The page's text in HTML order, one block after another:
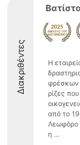
Διακριθέντες
Η
φρέσκων
ρίζες
από το
Λεωφόρο
η ...